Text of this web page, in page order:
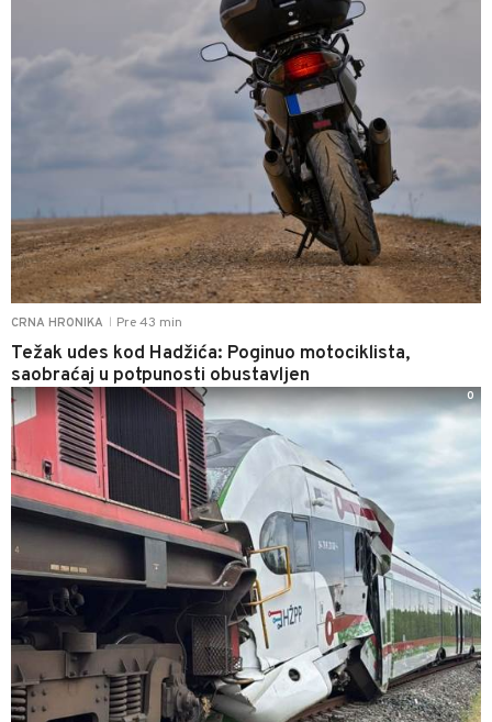
CRNA HRONIKA Pre 43 min
Težak udes kod Hadžića: Poginuo motociklista,
saobraćaj u potpunosti obustavljen
0